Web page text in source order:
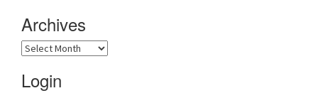
Archives
Archives
Login